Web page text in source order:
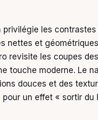
privilégie les contrastes
nettes et
revisite les coupes
touche moderne. Le
douces et des
un effet « sortir du